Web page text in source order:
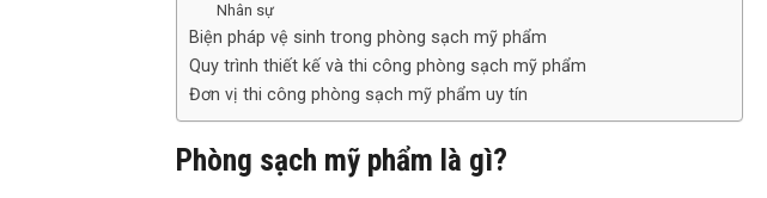
Nhân sự
Biện pháp vệ sinh trong phòng sạch mỹ phẩm
Quy trình thiết kế và thi công phòng sạch mỹ phẩm
Đơn vị thi công phòng sạch mỹ phẩm uy tín
Phòng sạch mỹ phẩm là gì?